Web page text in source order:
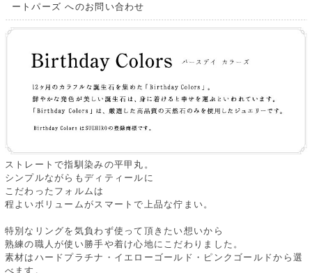
ートパーズ へのお問い合わせ
ストレートで指馴染みの平甲丸。
シンプルながらもディティールに
こだわったフォルムは
程よいボリュームがスマートで上品な佇まい。
特別なリングを気負わず使って頂きたい想いから
熟練の職人が使い勝手や着け心地にこだわりました。
素材はハードプラチナ・イエローゴールド・ピンクゴールドから選
べます。